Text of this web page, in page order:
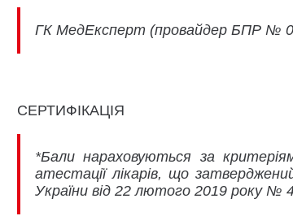
ГК МедЕксперт (провайдер БПР №
СЕРТИФІКАЦІЯ
*Бали нараховуються за
атестації лікарів, що
України від 22 лютого 2019 року №